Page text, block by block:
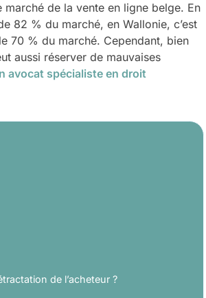
marché de la vente en ligne belge. En
82 % du marché, en Wallonie, c’est
70 % du marché. Cependant, bien
aussi réserver de mauvaises
avocat spécialiste en droit
de l’acheteur ?